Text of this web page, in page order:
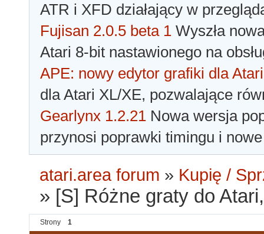
ATR i XFD działający w
Fujisan 2.0.5 beta 1 Wyszła
Atari 8-bit nastawionego na
APE: nowy edytor grafiki dla Atari
dla Atari XL/XE, pozwalające
Gearlynx 1.2.21 Nowa wersja
przynosi poprawki timingu i
atari.area forum » Kupię /
» [S] Różne graty do
Strony 1